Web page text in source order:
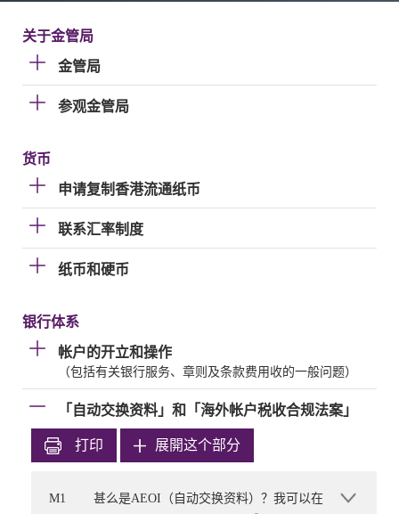
关于金管局
金管局
参观金管局
货币
申请复制香港流通纸币
联系汇率制度
纸币和硬币
银行体系
帐户的开立和操作
（包括有关银行服务、章则及条款费用收的一般问题）
「自动交换资料」和「海外帐户税收合规法案」
打印 展開这个部分
M1
甚么是AEOI（自动交换资料）？我可以在